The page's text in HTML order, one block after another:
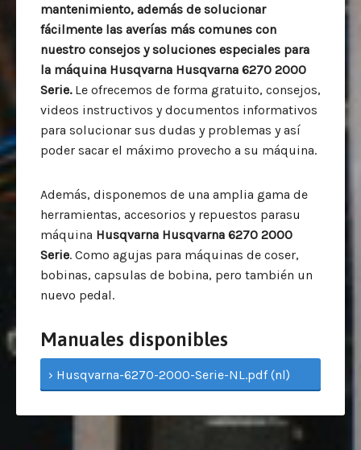
mantenimiento, además de solucionar
fácilmente las averías más comunes con
nuestro consejos y soluciones especiales para
la máquina Husqvarna Husqvarna 6270 2000
Serie.Le ofrecemos de forma gratuito, consejos,
videos instructivos y documentos informativos
para solucionar sus dudas y problemas y así
poder sacar el máximo provecho a su máquina.
Además, disponemos de una amplia gama de
herramientas, accesorios y repuestos parasu
máquina Husqvarna Husqvarna 6270 2000
Serie. Como agujas para máquinas de coser,
bobinas, capsulas de bobina, pero también un
nuevo pedal.
Manuales disponibles
› Husqvarna-6270-2000-Serie-NL.pdf (nl)